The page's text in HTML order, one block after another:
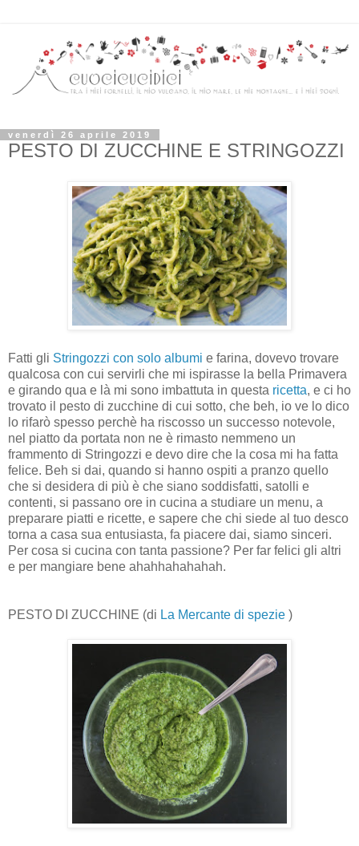
venerdì 26 aprile 2019
PESTO DI ZUCCHINE E STRINGOZZI
Fatti gli Stringozzi con solo albumi e farina, dovevo trovare
qualcosa con cui servirli che mi ispirasse la bella Primavera
e girando qua e là mi sono imbattuta in questa ricetta, e ci ho
trovato il pesto di zucchine di cui sotto, che beh, io ve lo dico
lo rifarò spesso perchè ha riscosso un successo notevole,
nel piatto da portata non ne è rimasto nemmeno un
frammento di Stringozzi e devo dire che la cosa mi ha fatta
felice. Beh si dai, quando si hanno ospiti a pranzo quello
che si desidera di più è che siano soddisfatti, satolli e
contenti, si passano ore in cucina a studiare un menu, a
preparare piatti e ricette, e sapere che chi siede al tuo desco
torna a casa sua entusiasta, fa piacere dai, siamo sinceri.
Per cosa si cucina con tanta passione? Per far felici gli altri
e per mangiare bene ahahhahahahah.
PESTO DI ZUCCHINE (di La Mercante di spezie )